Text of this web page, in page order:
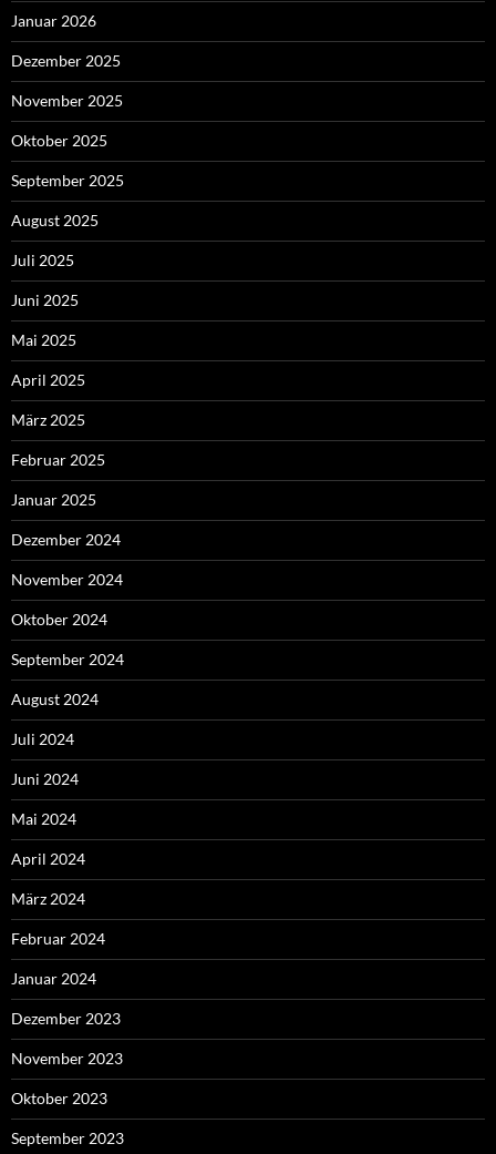
Januar 2026
Dezember 2025
November 2025
Oktober 2025
September 2025
August 2025
Juli 2025
Juni 2025
Mai 2025
April 2025
März 2025
Februar 2025
Januar 2025
Dezember 2024
November 2024
Oktober 2024
September 2024
August 2024
Juli 2024
Juni 2024
Mai 2024
April 2024
März 2024
Februar 2024
Januar 2024
Dezember 2023
November 2023
Oktober 2023
September 2023